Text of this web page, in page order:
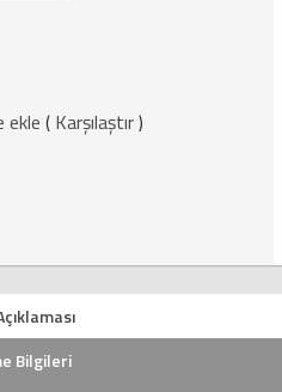
ekle ( Karşılaştır)
Bilgileri